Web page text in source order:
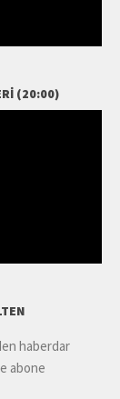
(20:00)
haberdar
abone